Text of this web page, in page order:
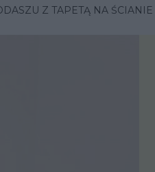
Z TAPETĄ NA ŚCIANIE